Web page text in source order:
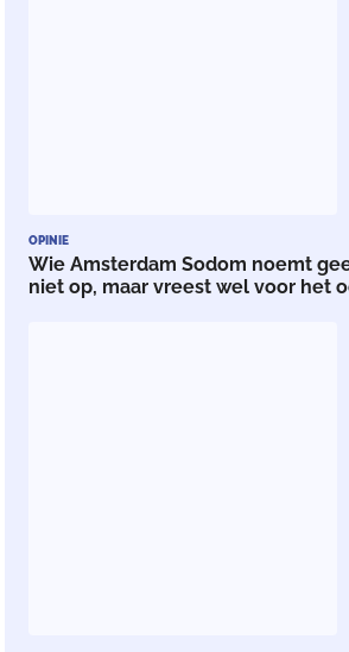
OPINIE
Wie Amsterdam Sodom noemt
niet op, maar vreest wel voor het